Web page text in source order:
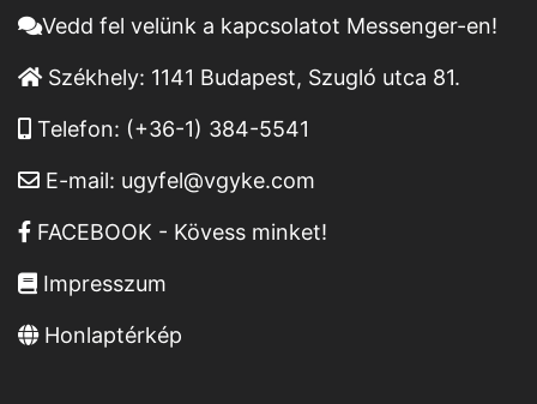
Vedd fel velünk a kapcsolatot Messenger-en!
Székhely: 1141 Budapest, Szugló utca 81.
Telefon: (+36-1) 384-5541
E-mail: ugyfel@vgyke.com
FACEBOOK - Kövess minket!
Impresszum
Honlaptérkép